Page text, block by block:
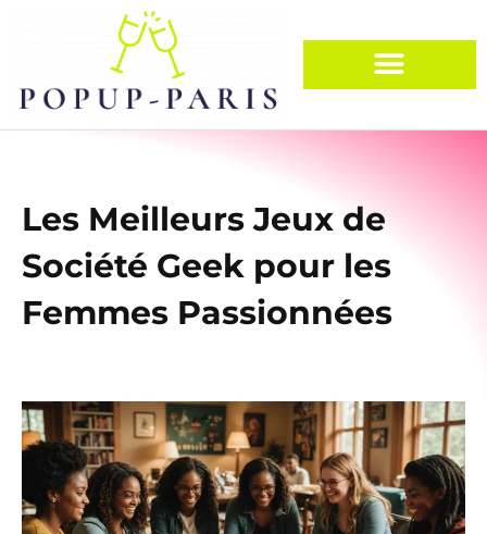
Les Meilleurs Jeux de
Société Geek pour les
Femmes Passionnées